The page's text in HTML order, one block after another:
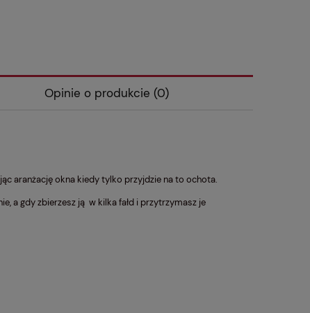
Opinie o produkcie (0)
aranżację okna kiedy tylko przyjdzie na to ochota.
a gdy zbierzesz ją w kilka fałd i przytrzymasz je